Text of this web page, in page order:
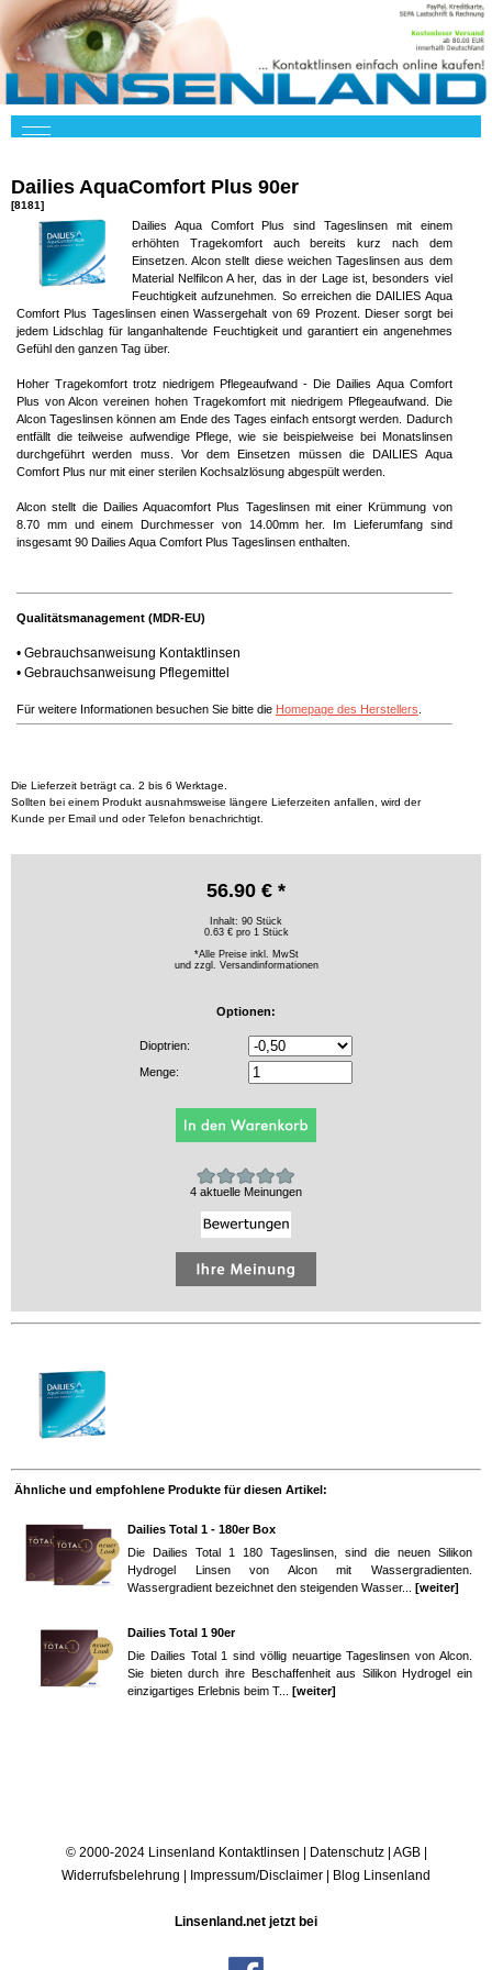
Dailies AquaComfort Plus 90er
[8181]
Dailies Aqua Comfort Plus sind Tageslinsen mit einem
erhöhten Tragekomfort auch bereits kurz nach dem
Einsetzen. Alcon stellt diese weichen Tageslinsen aus dem
Material Nelfilcon A her, das in der Lage ist, besonders viel
Feuchtigkeit aufzunehmen. So erreichen die DAILIES Aqua
Comfort Plus Tageslinsen einen Wassergehalt von 69 Prozent. Dieser sorgt bei
jedem Lidschlag für langanhaltende Feuchtigkeit und garantiert ein angenehmes
Gefühl den ganzen Tag über.
Hoher Tragekomfort trotz niedrigem Pflegeaufwand - Die Dailies Aqua Comfort
Plus von Alcon vereinen hohen Tragekomfort mit niedrigem Pflegeaufwand. Die
Alcon Tageslinsen können am Ende des Tages einfach entsorgt werden. Dadurch
entfällt die teilweise aufwendige Pflege, wie sie beispielweise bei Monatslinsen
durchgeführt werden muss. Vor dem Einsetzen müssen die DAILIES Aqua
Comfort Plus nur mit einer sterilen Kochsalzlösung abgespült werden.
Alcon stellt die Dailies Aquacomfort Plus Tageslinsen mit einer Krümmung von
8.70 mm und einem Durchmesser von 14.00mm her. Im Lieferumfang sind
insgesamt 90 Dailies Aqua Comfort Plus Tageslinsen enthalten.
Qualitätsmanagement (MDR-EU)
• Gebrauchsanweisung Kontaktlinsen
• Gebrauchsanweisung Pflegemittel
Für weitere Informationen besuchen Sie bitte die Homepage des Herstellers
Die Lieferzeit beträgt ca. 2 bis 6 Werktage.
Sollten bei einem Produkt ausnahmsweise längere Lieferzeiten anfallen, wird der
Kunde per Email und oder Telefon benachrichtigt.
56.90 € *
Inhalt: 90 Stück
0.63 € pro 1 Stück
*Alle Preise inkl. MwSt
und zzgl. Versandinformationen
Optionen:
Dioptrien:
Menge:
4 aktuelle Meinungen
Ähnliche und empfohlene Produkte für diesen Artikel:
Dailies Total 1 - 180er Box
Die Dailies Total 1 180 Tageslinsen, sind die neuen Silikon
Hydrogel Linsen von Alcon mit Wassergradienten.
Wassergradient bezeichnet den steigenden Wasser... [weiter]
Dailies Total 1 90er
Die Dailies Total 1 sind völlig neuartige Tageslinsen von Alcon.
Sie bieten durch ihre Beschaffenheit aus Silikon Hydrogel ein
einzigartiges Erlebnis beim T... [weiter]
© 2000-2024 Linsenland Kontaktlinsen | Datenschutz| AGB|
Widerrufsbelehrung | Impressum/Disclaimer | Blog Linsenland
Linsenland.net jetzt bei